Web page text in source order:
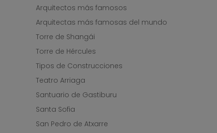
Arquitectos más famosos
Arquitectas más famosas del mundo
Torre de Shangái
Torre de Hércules
Tipos de Construcciones
Teatro Arriaga
Santuario de Gastiburu
Santa Sofia
San Pedro de Atxarre